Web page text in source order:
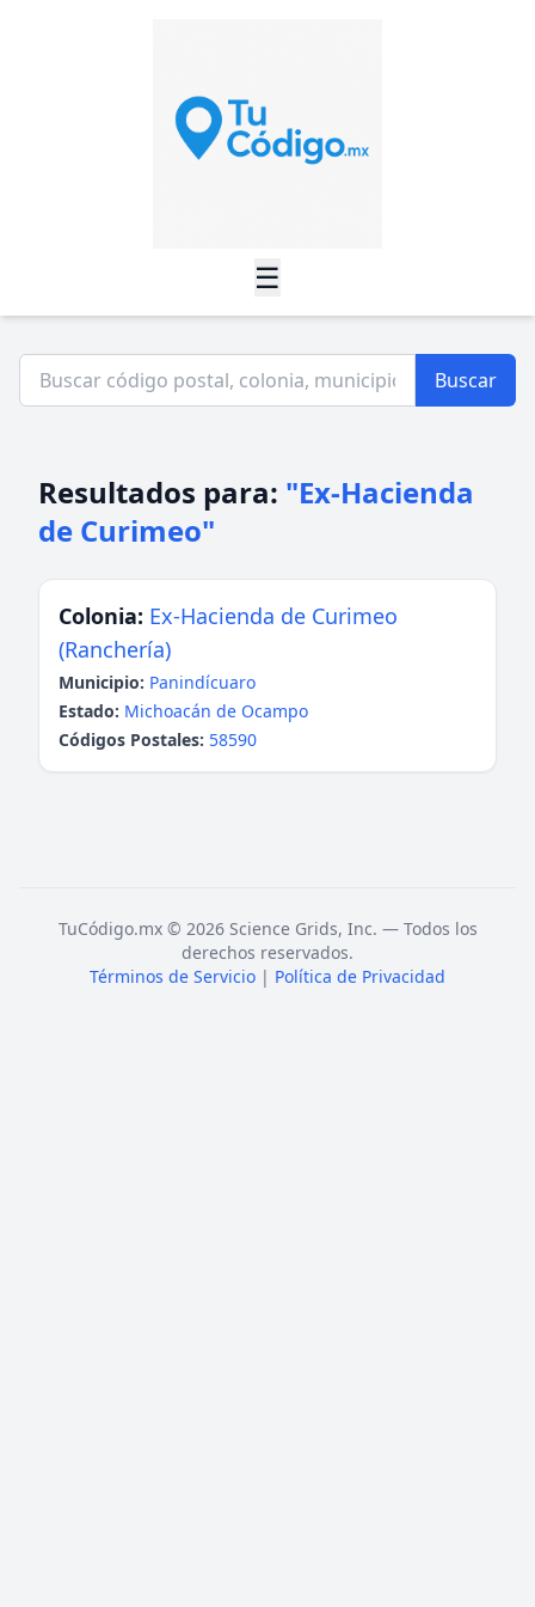
☰
Buscar
Resultados para: "Ex-Hacienda
de Curimeo"
Colonia: Ex-Hacienda de Curimeo
(Ranchería)
Municipio: Panindícuaro
Estado: Michoacán de Ocampo
Códigos Postales: 58590
TuCódigo.mx © 2026 Science Grids, Inc. — Todos los
derechos reservados.
Términos de Servicio | Política de Privacidad